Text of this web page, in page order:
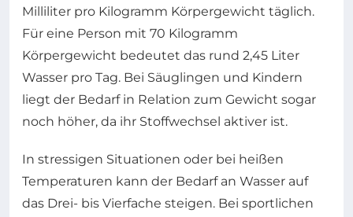
Milliliter pro Kilogramm Körpergewicht täglich.
Für eine Person mit 70 Kilogramm
Körpergewicht bedeutet das rund 2,45 Liter
Wasser pro Tag. Bei Säuglingen und Kindern
liegt der Bedarf in Relation zum Gewicht sogar
noch höher, da ihr Stoffwechsel aktiver ist.
In stressigen Situationen oder bei heißen
Temperaturen kann der Bedarf an Wasser auf
das Drei- bis Vierfache steigen. Bei sportlichen